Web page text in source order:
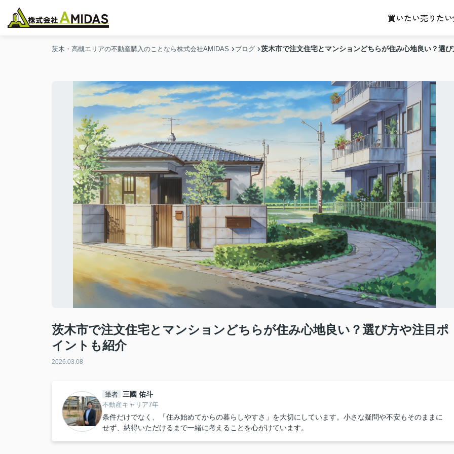
買いたい売りたい
茨木・高槻エリアの不動産購入のことなら株式会社AMIDAS ブログ 茨木市で注文住宅とマンションどちらが住み心地良い？選
茨木市で注文住宅とマンションどちらが住み心地良い？選び方や注目ポ
イントも紹介
2026.03.08
筆者 三國 佑斗
不動産キャリア7年
条件だけでなく、「住み始めてからの暮らしやすさ」を大切にしています。小さな疑問や不安もそのままに
せず、納得いただけるまで一緒に考えることを心がけています。